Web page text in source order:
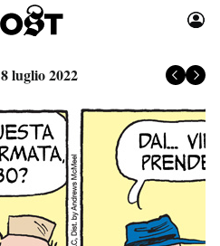
Moda
Libri
Consumismi
Storie/Idee
8 luglio 2022